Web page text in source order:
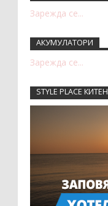
Зарежда се...
АКУМУЛАТОРИ
Зарежда се...
STYLE PLACE КИТЕН